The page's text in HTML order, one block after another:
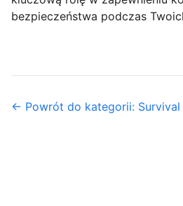
bezpieczeństwa podczas
← Powrót do kategorii: Survival